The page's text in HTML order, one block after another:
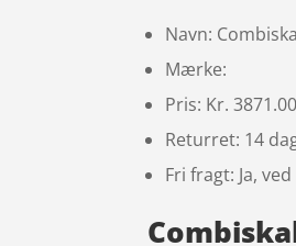
Navn:
Mærke:
Pris: Kr. 3871.00
Returret: 14
Fri fragt: Ja,